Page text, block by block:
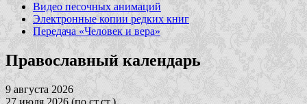
Видео песочных анимаций
Электронные копии редких книг
Передача «Человек и вера»
Православный календарь
9 августа 2026
27 июля 2026 (по ст.ст.)